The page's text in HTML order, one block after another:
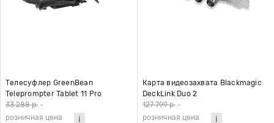
Телесуфлер GreenBean
Teleprompter Tablet 11 Pro
33 288 р. -
розничная цена
Карта видеозахвата Blackmagic
DeckLink Duo 2
127 799 р. -
розничная цена